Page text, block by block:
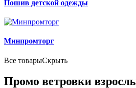
Пошив детской одежды
Минпромторг
Все товарыСкрыть
Промо ветровки